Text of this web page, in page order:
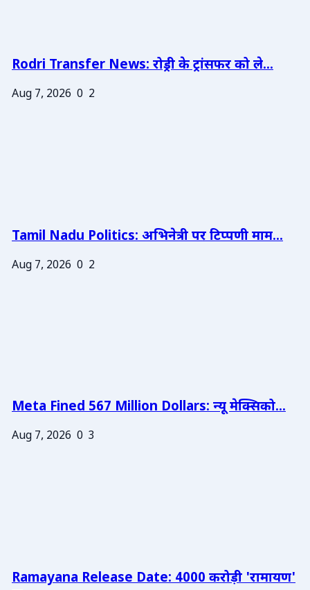
Rodri Transfer News: रोड्री के ट्रांसफर को ले...
Aug 7, 2026 0 2
Tamil Nadu Politics: अभिनेत्री पर टिप्पणी माम...
Aug 7, 2026 0 2
Meta Fined 567 Million Dollars: न्यू मेक्सिको...
Aug 7, 2026 0 3
Ramayana Release Date: 4000 करोड़ी 'रामायण'